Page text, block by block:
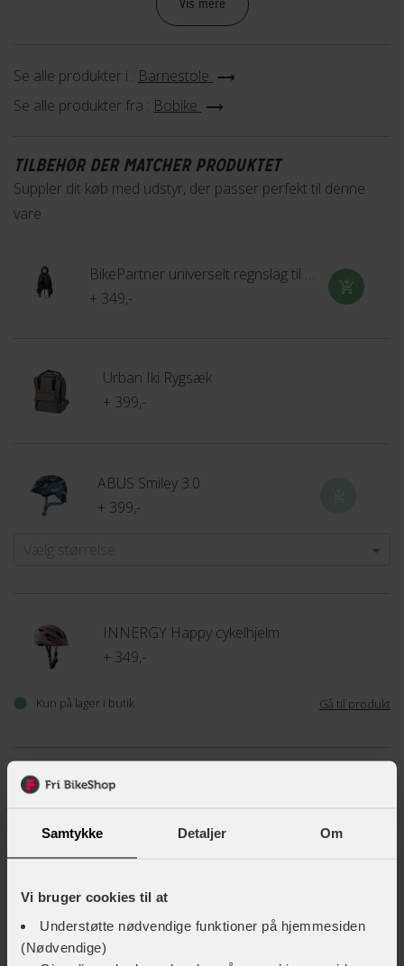
Samtykke Detaljer Om
Vi bruger cookies til at
Understøtte nødvendige funktioner på hjemmesiden
(Nødvendige)
Med håndtaget følger også en støttepude, der kan give dit
søvn undervejs. Puden er blød og behagelig og sikrer, at dit
frontstol online eller reserver det i din lokale Fri BikeShop
butik i dag.
Vis mere
Se alle produkter i : Barnestole
Se alle produkter fra : Bobike
TILBEHØR DER MATCHER PRODUKTET
Suppler dit køb med udstyr, der passer perfekt til denne
vare
BikePartner universelt regnslag til barnestol
+ 349,-
Urban Iki Rygsæk
+ 399,-
ABUS Smiley 3.0
+ 399,-
Vælg størrelse
INNERGY Happy cykelhjelm
+ 349,-
Kun på lager i butik Gå til produkt
INNERGY+ Flow Mini cykelhjelm
BASISINFORMATION
Barnestol tilbehørstype